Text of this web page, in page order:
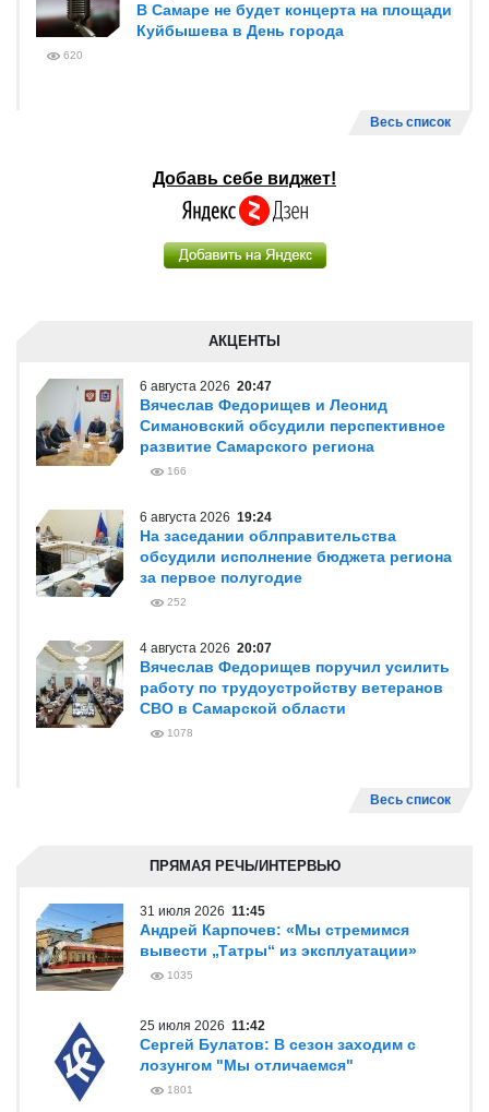
В Самаре не будет концерта на площади
Куйбышева в День города
620
Весь список
Добавь себе виджет!
АКЦЕНТЫ
6 августа 2026 20:47
Вячеслав Федорищев и Леонид
Симановский обсудили перспективное
развитие Самарского региона
166
6 августа 2026 19:24
На заседании облправительства
обсудили исполнение бюджета региона
за первое полугодие
252
4 августа 2026 20:07
Вячеслав Федорищев поручил усилить
работу по трудоустройству ветеранов
СВО в Самарской области
1078
Весь список
ПРЯМАЯ РЕЧЬ/ИНТЕРВЬЮ
31 июля 2026 11:45
Андрей Карпочев: «Мы стремимся
вывести „Татры“ из эксплуатации»
1035
25 июля 2026 11:42
Сергей Булатов: В сезон заходим с
лозунгом "Мы отличаемся"
1801